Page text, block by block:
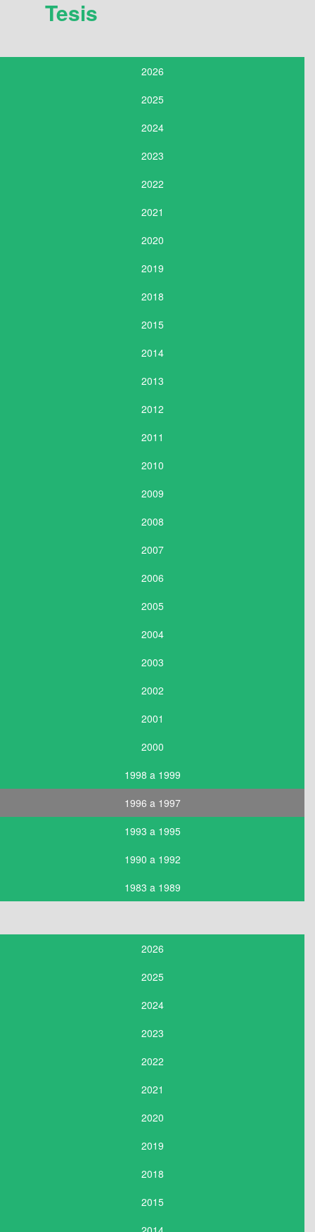
Tesis
2026
2025
2024
2023
2022
2021
2020
2019
2018
2015
2014
2013
2012
2011
2010
2009
2008
2007
2006
2005
2004
2003
2002
2001
2000
1998 a 1999
1996 a 1997
1993 a 1995
1990 a 1992
1983 a 1989
2026
2025
2024
2023
2022
2021
2020
2019
2018
2015